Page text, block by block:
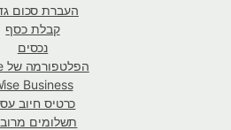
העברת סכום גדול
קבלת כסף
נכסים
הפלטפורמה של Wise
Wise Business
כרטיס חיוב עסקי
תשלומים מרובים